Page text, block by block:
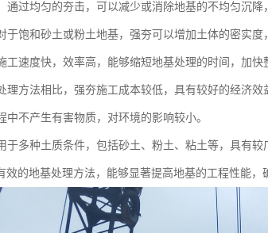
通过均匀的夯击，可以减少或消除地基的不均匀沉降
于饱和砂土或粉土地基，强夯可以增加土体的密实度
工速度快，效率高，能够缩短地基处理的时间，加快
理方法相比，强夯施工成本较低，具有较好的经济效
中不产生有害物质，对环境的影响较小。
于多种土质条件，包括砂土、粉土、粘土等，具有较
效的地基处理方法，能够显著提高地基的工程性能，